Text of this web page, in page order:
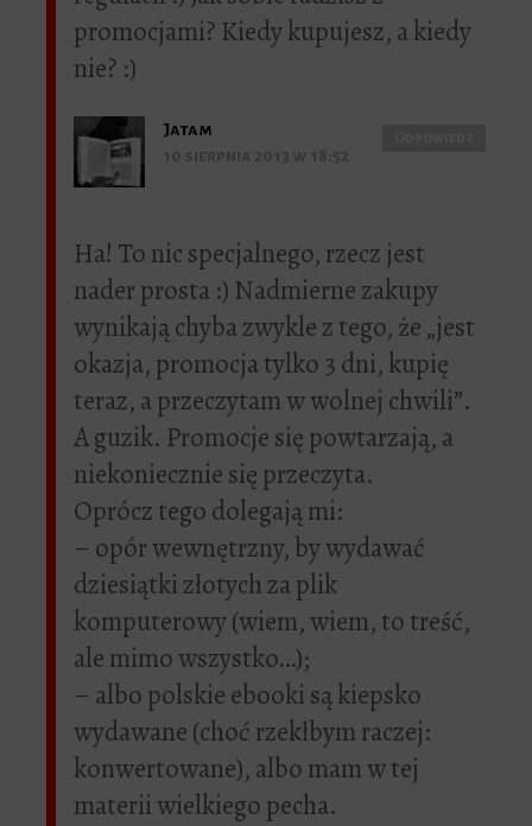
promocjami? Kiedy kupujesz, a kiedy
nie? :)
Jatam
Ha! To nic specjalnego, rzecz jest
nader prosta :) Nadmierne zakupy
wynikają chyba zwykle z tego, że „jest
okazja, promocja tylko 3 dni, kupię
teraz, a przeczytam w wolnej chwili”.
A guzik. Promocje się powtarzają, a
niekoniecznie się przeczyta.
Oprócz tego dolegają mi:
– opór wewnętrzny, by wydawać
dziesiątki złotych za plik
komputerowy (wiem, wiem, to treść,
ale mimo wszystko…);
– albo polskie ebooki są kiepsko
wydawane (choć rzekłbym raczej:
konwertowane), albo mam w tej
materii wielkiego pecha.